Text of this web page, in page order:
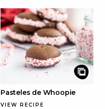
Pasteles de Whoopie
VIEW RECIPE